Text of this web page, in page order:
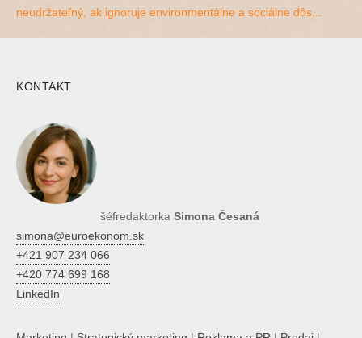
neudržateľný, ak ignoruje environmentálne a sociálne dôs...
KONTAKT
šéfredaktorka Simona Česaná
simona@euroekonom.sk
+421 907 234 066
+420 774 699 168
LinkedIn